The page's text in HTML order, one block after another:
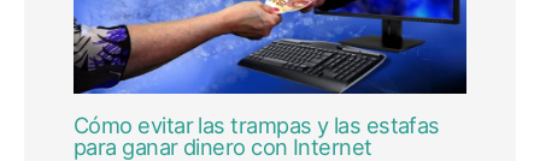
Cómo evitar las trampas y las estafas
para ganar dinero con Internet